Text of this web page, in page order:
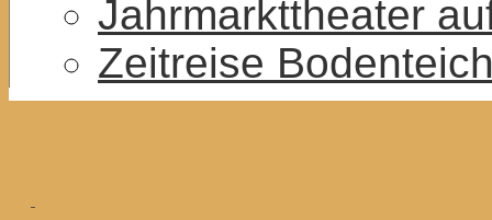
Jahrmarkttheater
Zeitreise